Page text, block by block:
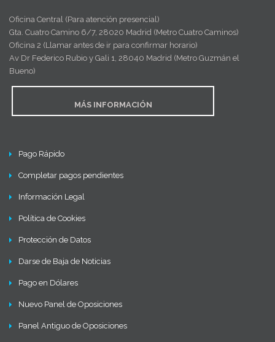
Oficina Central (Para atención presencial)
Gta. Cuatro Camino 6/7, 28020 Madrid (Metro Cuatro Caminos)
Oficina 2 (Llamar antes de ir para confirmar horario)
Av Dr Federico Rubio y Gali 1, 28040 Madrid (Metro Guzmán el
Bueno)
MÁS INFORMACIÓN
Pago Rápido
Completar pagos pendientes
Información Legal
Política de Cookies
Protección de Datos
Darse de Baja de Noticias
Pago en Dólares
Nuevo Panel de Oposiciones
Panel Antiguo de Oposiciones